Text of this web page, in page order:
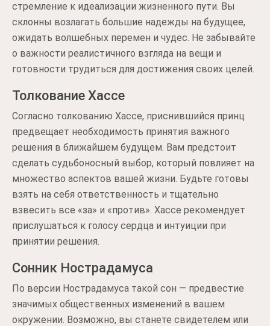
стремление к идеализации жизненного пути. Вы
склонны возлагать большие надежды на будущее,
ожидать волшебных перемен и чудес. Не забывайте
о важности реалистичного взгляда на вещи и
готовности трудиться для достижения своих целей.
Толкование Хассе
Согласно толкованию Хассе, приснившийся принц
предвещает необходимость принятия важного
решения в ближайшем будущем. Вам предстоит
сделать судьбоносный выбор, который повлияет на
множество аспектов вашей жизни. Будьте готовы
взять на себя ответственность и тщательно
взвесить все «за» и «против». Хассе рекомендует
прислушаться к голосу сердца и интуиции при
принятии решения.
Сонник Нострадамуса
По версии Нострадамуса такой сон — предвестие
значимых общественных изменений в вашем
окружении. Возможно, вы станете свидетелем или